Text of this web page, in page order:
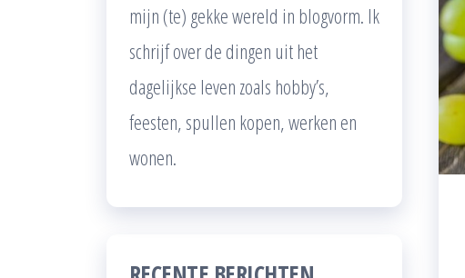
mijn (te) gekke wereld in blogvorm. Ik
schrijf over de dingen uit het
dagelijkse leven zoals hobby’s,
feesten, spullen kopen, werken en
wonen.